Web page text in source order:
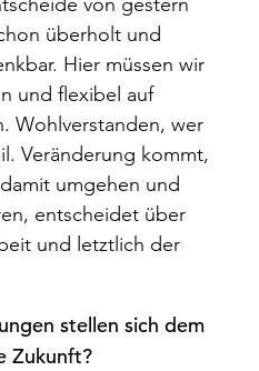
überholt und
Hier müssen wir
und flexibel auf
Wohlverstanden, wer
Veränderung kommt,
umgehen und
entscheidet über
und letztlich der
stellen sich dem
Zukunft?